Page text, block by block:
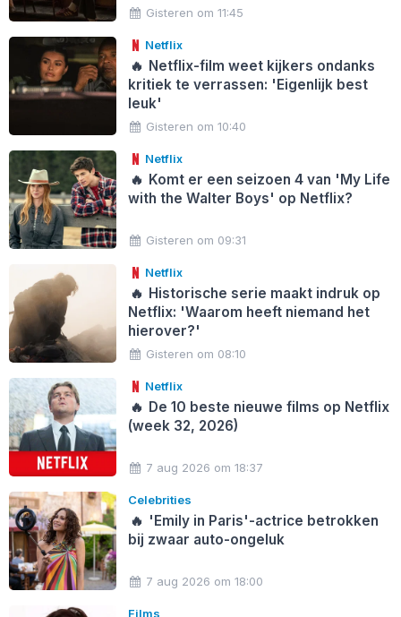
Gisteren om 11:45
Netflix
🔥 Netflix-film weet kijkers ondanks
kritiek te verrassen: 'Eigenlijk best
leuk'
Gisteren om 10:40
Netflix
🔥 Komt er een seizoen 4 van 'My Life
with the Walter Boys' op Netflix?
Gisteren om 09:31
Netflix
🔥 Historische serie maakt indruk op
Netflix: 'Waarom heeft niemand het
hierover?'
Gisteren om 08:10
Netflix
🔥 De 10 beste nieuwe films op Netflix
(week 32, 2026)
7 aug 2026 om 18:37
Celebrities
🔥 'Emily in Paris'-actrice betrokken
bij zwaar auto-ongeluk
7 aug 2026 om 18:00
Films